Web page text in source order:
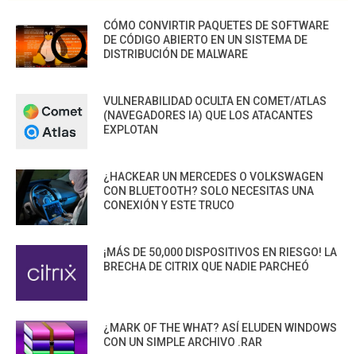
CÓMO CONVIRTIR PAQUETES DE SOFTWARE
DE CÓDIGO ABIERTO EN UN SISTEMA DE
DISTRIBUCIÓN DE MALWARE
VULNERABILIDAD OCULTA EN COMET/ATLAS
(NAVEGADORES IA) QUE LOS ATACANTES
EXPLOTAN
¿HACKEAR UN MERCEDES O VOLKSWAGEN
CON BLUETOOTH? SOLO NECESITAS UNA
CONEXIÓN Y ESTE TRUCO
¡MÁS DE 50,000 DISPOSITIVOS EN RIESGO! LA
BRECHA DE CITRIX QUE NADIE PARCHEÓ
¿MARK OF THE WHAT? ASÍ ELUDEN WINDOWS
CON UN SIMPLE ARCHIVO .RAR